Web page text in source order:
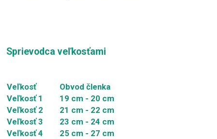
Sprievodca veľkosťami
Veľkosť
Obvod členka
Veľkosť 1
19 cm - 20 cm
Veľkosť 2
21 cm - 22 cm
Veľkosť 3
23 cm - 24 cm
Veľkosť 4
25 cm - 27 cm